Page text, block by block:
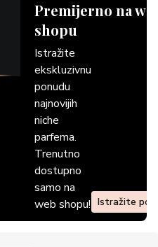
Premijerno na
shopu
Istražite
ekskluzivnu
ponudu
najnovijih
niche
parfema.
Trenutno
dostupno
samo na
web shopu! Istražite